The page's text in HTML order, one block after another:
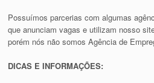
Possuímos parcerias com algumas
que anunciam vagas e utilizam nosso
porém nós não somos Agência de
DICAS E INFORMAÇÕES: